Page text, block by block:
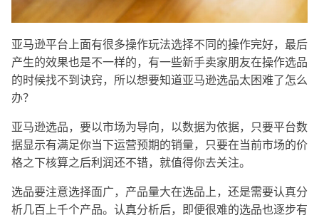
亚马逊平台上面有很多操作玩法选择不同的操作完好，最后
产生的效果也是不一样的，有一些新手卖家朋友在操作选品
的时候找不到诀窍，所以想要知道亚马逊选品太困难了怎么
办？
亚马逊选品，要以市场为导向，以数据为依据，只要平台数
据显示有满足你当下运营预期的销量，只要在当前市场的价
格之下核算之后利润还不错，就值得你去关注。
选品要注意选择面广，产品量大在选品上，还是需要认真分
析几百上千个产品。认真分析后，即便很难的选品也逐步有